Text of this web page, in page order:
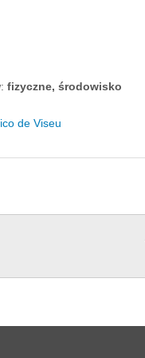
fizyczne, środowisko
de Viseu